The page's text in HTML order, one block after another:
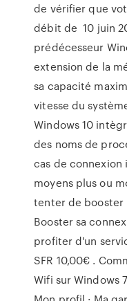
de vérifier que
débit de 10 juin
prédécesseur
extension de la
sa capacité
vitesse du
Windows 10
des noms de
cas de
moyens plus ou
tenter de booster
Booster sa
profiter d'un
SFR 10,00€ .
Wifi sur Windows